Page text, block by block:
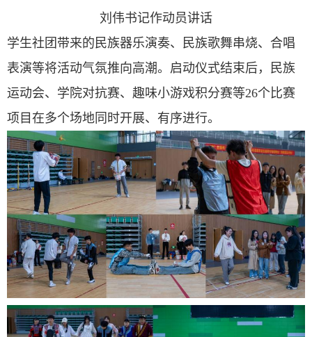
刘伟书记作动员讲话
学生社团带来的民族器乐演奏、民族歌舞串烧、合唱
表演等将活动气氛推向高潮。启动仪式结束后，民族
运动会、学院对抗赛、趣味小游戏积分赛等26个比赛
项目在多个场地同时开展、有序进行。